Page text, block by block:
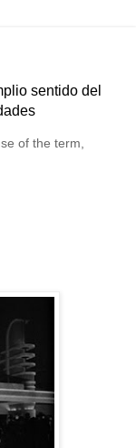
sentido del
of the term,